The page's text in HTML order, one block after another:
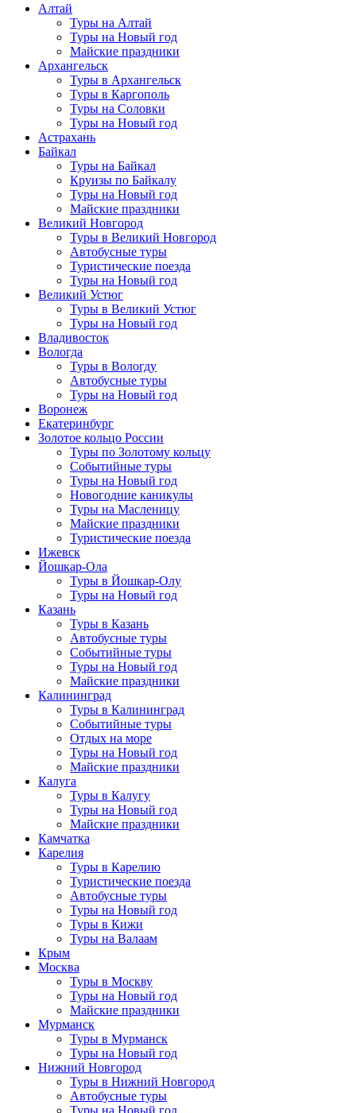
Алтай
Туры на Алтай
Туры на Новый год
Майские праздники
Архангельск
Туры в Архангельск
Туры в Каргополь
Туры на Соловки
Туры на Новый год
Астрахань
Байкал
Туры на Байкал
Круизы по Байкалу
Туры на Новый год
Майские праздники
Великий Новгород
Туры в Великий Новгород
Автобусные туры
Туристические поезда
Туры на Новый год
Великий Устюг
Туры в Великий Устюг
Туры на Новый год
Владивосток
Вологда
Туры в Вологду
Автобусные туры
Туры на Новый год
Воронеж
Екатеринбург
Золотое кольцо России
Туры по Золотому кольцу
Событийные туры
Туры на Новый год
Новогодние каникулы
Туры на Масленицу
Майские праздники
Туристические поезда
Ижевск
Йошкар-Ола
Туры в Йошкар-Олу
Туры на Новый год
Казань
Туры в Казань
Автобусные туры
Событийные туры
Туры на Новый год
Майские праздники
Калининград
Туры в Калининград
Событийные туры
Отдых на море
Туры на Новый год
Майские праздники
Калуга
Туры в Калугу
Туры на Новый год
Майские праздники
Камчатка
Карелия
Туры в Карелию
Туристические поезда
Автобусные туры
Туры на Новый год
Туры в Кижи
Туры на Валаам
Крым
Москва
Туры в Москву
Туры на Новый год
Майские праздники
Мурманск
Туры в Мурманск
Туры на Новый год
Нижний Новгород
Туры в Нижний Новгород
Автобусные туры
Туры на Новый год